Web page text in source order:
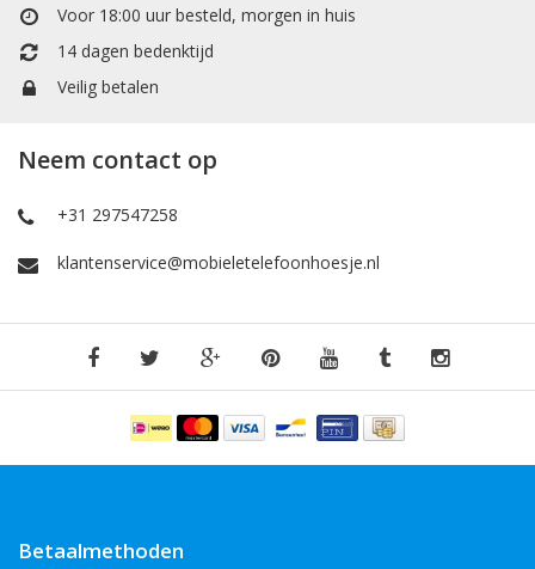
Voor 18:00 uur besteld, morgen in huis
14 dagen bedenktijd
Veilig betalen
Neem contact op
+31 297547258
klantenservice@mobieletelefoonhoesje.nl
Betaalmethoden